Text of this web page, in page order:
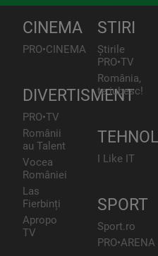
CINEMA
PRO•CINEMA
DIVERTISMENT
PRO•TV
Românii
au Talent
Vocea
României
Las
Fierbinți
Apropo
TV
STIRI
Știrile
PRO•TV
România,
te iubesc!
I Like IT
SPORT
Sport.ro
PRO•ARENA